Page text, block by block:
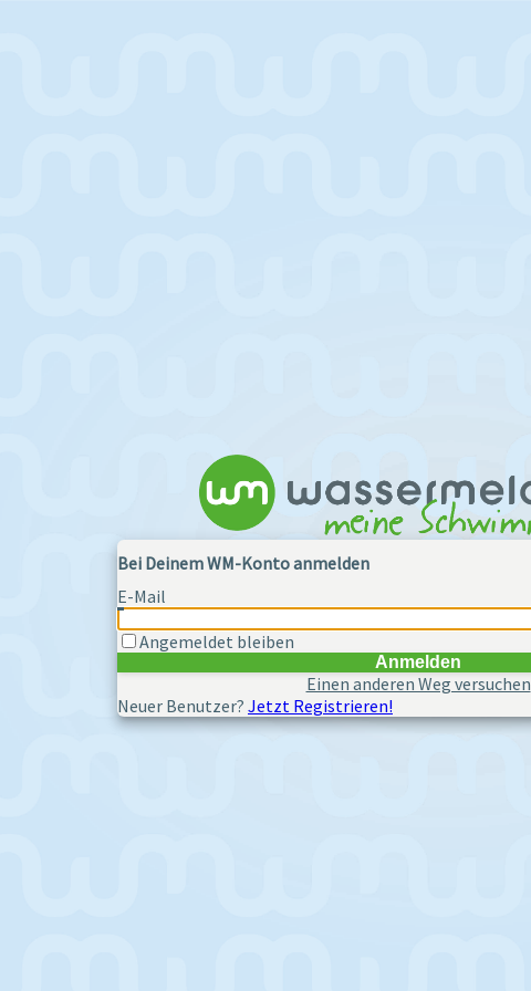
Bei Deinem WM-Konto anmelden
E-Mail
Angemeldet bleiben
Anmelden
Einen anderen Weg versuchen
Neuer Benutzer? Jetzt Registrieren!